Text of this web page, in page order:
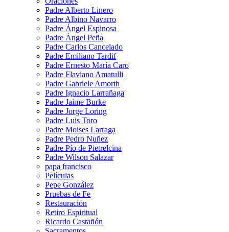
Padre Alberto Linero
Padre Albino Navarro
Padre Ángel Espinosa
Padre Ángel Peña
Padre Carlos Cancelado
Padre Emiliano Tardif
Padre Ernesto María Caro
Padre Flaviano Amatulli
Padre Gabriele Amorth
Padre Ignacio Larrañaga
Padre Jaime Burke
Padre Jorge Loring
Padre Luis Toro
Padre Moises Larraga
Padre Pedro Nuñez
Padre Pío de Pietrelcina
Padre Wilson Salazar
papa francisco
Películas
Pepe González
Pruebas de Fe
Restauración
Retiro Espiritual
Ricardo Castañón